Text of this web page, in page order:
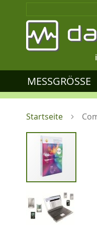
MESSGRÖSSE
Startseite
Zum
Ende
Bildgalerie
springen